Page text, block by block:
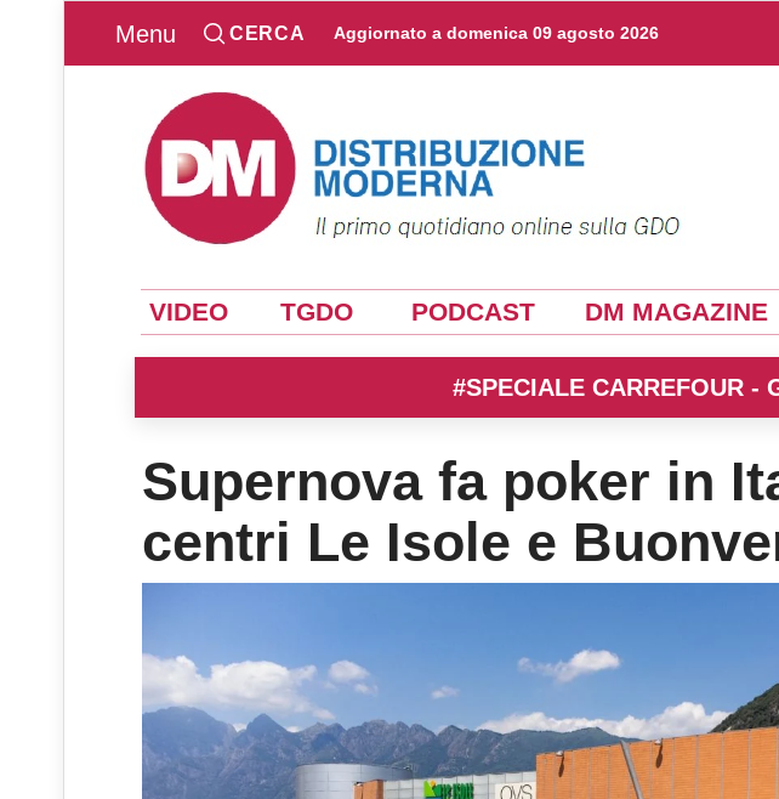
Menu CERCA Aggiornato a domenica 09 agosto 2026
VIDEO TGDO PODCAST DM MAGAZINE
#SPECIALE CARREFOUR -
Supernova fa poker in
centri Le Isole e